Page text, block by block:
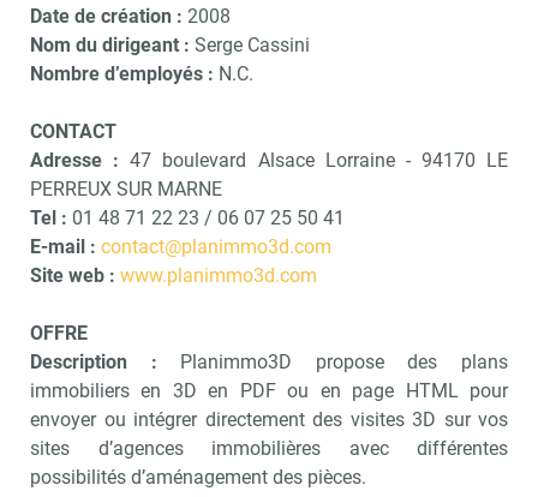
Date de création : 2008
Nom du dirigeant : Serge Cassini
Nombre d’employés : N.C.
CONTACT
Adresse : 47 boulevard Alsace Lorraine - 94170 LE
PERREUX SUR MARNE
Tel : 01 48 71 22 23 / 06 07 25 50 41
E-mail : contact@planimmo3d.com
Site web : www.planimmo3d.com
OFFRE
Description : Planimmo3D propose des plans
immobiliers en 3D en PDF ou en page HTML pour
envoyer ou intégrer directement des visites 3D sur vos
sites d’agences immobilières avec différentes
possibilités d’aménagement des pièces.